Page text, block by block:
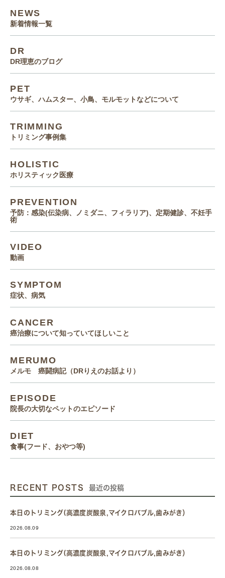
NEWS
新着情報一覧
DR
DR理恵のブログ
PET
ウサギ、ハムスター、小鳥、モルモットなどについて
TRIMMING
トリミング事例集
HOLISTIC
ホリスティック医療
PREVENTION
予防：感染(伝染病、ノミダニ、フィラリア)、定期健診、不妊手
術
VIDEO
動画
SYMPTOM
症状、病気
CANCER
癌治療について知っていてほしいこと
MERUMO
メルモ 癌闘病記（DRりえのお話より）
EPISODE
院長の大切なペットのエピソード
DIET
食事(フード、おやつ等)
RECENT POSTS 最近の投稿
本日のトリミング(高濃度炭酸泉,マイクロバブル,歯みがき）
2026.08.09
本日のトリミング(高濃度炭酸泉,マイクロバブル,歯みがき）
2026.08.08